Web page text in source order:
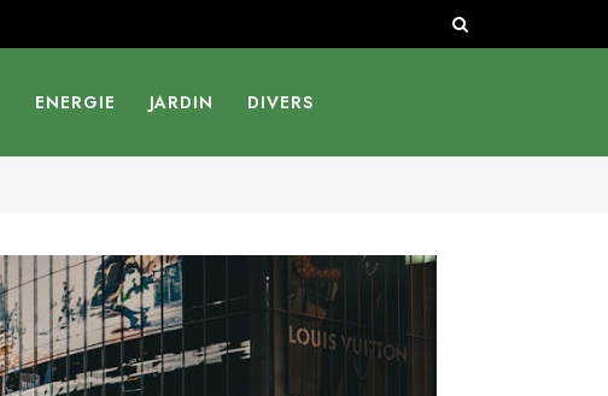
ENERGIE JARDIN DIVERS